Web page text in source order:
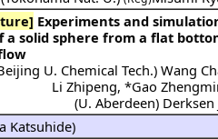
a solid sphere from a flat
U. Chemical Tech.) Wang
Li Zhipeng, *Gao
(U. Aberdeen) Derksen
Katsuhide)